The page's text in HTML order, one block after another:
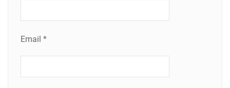
Email *